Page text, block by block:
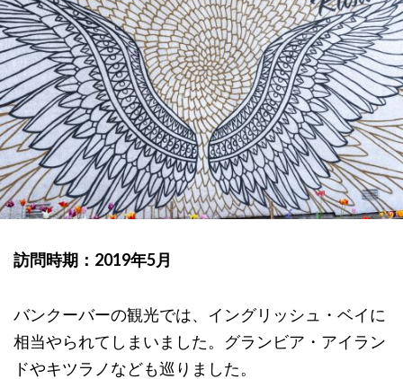
訪問時期：2019年5月
バンクーバーの観光では、イングリッシュ・ベイに
相当やられてしまいました。グランビア・アイラン
ドやキツラノなども巡りました。